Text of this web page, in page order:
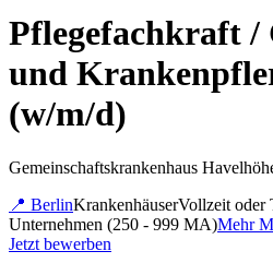
Pflegefachkraft /
und
(w/m/d)
Gemeinschaftskrankenhaus
📍 BerlinKrankenhäuserVollzeit oder
Unternehmen (250 - 999 MA)Mehr
Jetzt bewerben